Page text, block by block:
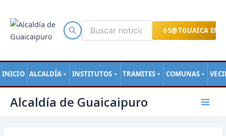
S@TGUAICA EN
INICIO ALCALDÍA ▼ INSTITUTOS ▼ TRAMITES ▼ COMUNAS ▼
contenido
Alcaldía de Guaicaipuro
Main
de